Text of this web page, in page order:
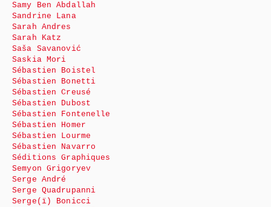
Samy Ben Abdallah
Sandrine Lana
Sarah Andres
Sarah Katz
Saša Savanović
Saskia Mori
Sébastien Boistel
Sébastien Bonetti
Sébastien Creusé
Sébastien Dubost
Sébastien Fontenelle
Sébastien Homer
Sébastien Lourme
Sébastien Navarro
Séditions Graphiques
Semyon Grigoryev
Serge André
Serge Quadrupanni
Serge(ï) Bonicci